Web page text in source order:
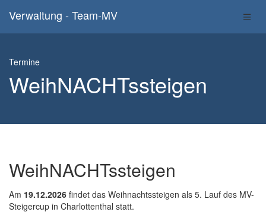
Verwaltung - Team-MV
Termine
WeihNACHTssteigen
WeihNACHTssteigen
Am 19.12.2026 findet das Weihnachtssteigen als 5. Lauf des MV-
Steigercup in Charlottenthal statt.